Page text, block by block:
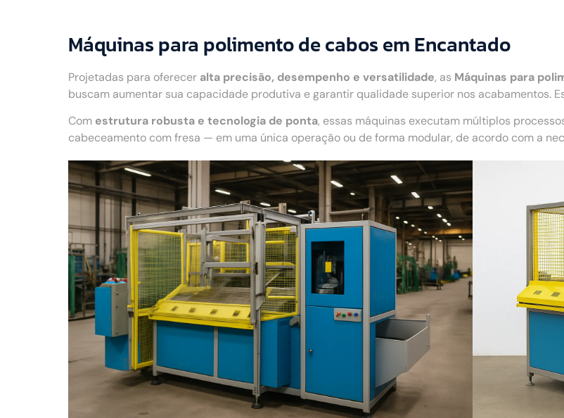
Máquinas para polimento de cabos em Encantado
Projetadas para oferecer alta precisão, desempenho e versatilidade, as Máquinas para
buscam aumentar sua capacidade produtiva e garantir qualidade superior nos acabamentos.
Com estrutura robusta e tecnologia de ponta, essas máquinas executam múltiplos
cabeceamento com fresa — em uma única operação ou de forma modular, de acordo com a